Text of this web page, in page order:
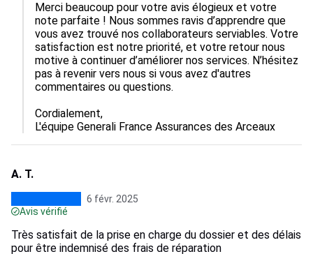
Merci beaucoup pour votre avis élogieux et votre
note parfaite ! Nous sommes ravis d’apprendre que
vous avez trouvé nos collaborateurs serviables. Votre
satisfaction est notre priorité, et votre retour nous
motive à continuer d’améliorer nos services. N’hésitez
pas à revenir vers nous si vous avez d'autres
commentaires ou questions.
Cordialement,
L'équipe Generali France Assurances des Arceaux
A. T.
6 févr. 2025
Avis vérifié
Très satisfait de la prise en charge du dossier et des délais
pour être indemnisé des frais de réparation